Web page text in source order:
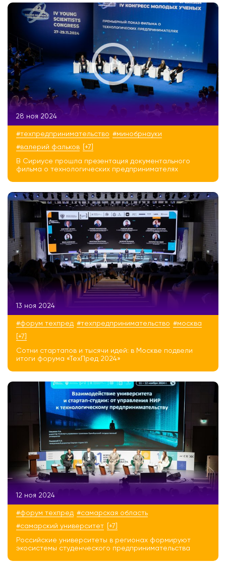
28 ноя 2024
#техпредпринимательство #минобрнауки
#валерий фальков
[+7]
В Сириусе прошла презентация документального
фильма о технологических предпринимателях
13 ноя 2024
#форум техпред #техпредпринимательство #москва
[+7]
Сотни стартапов и тысячи идей: в Москве подвели
итоги форума «ТехПред 2024»
12 ноя 2024
#форум техпред #самарская область
#самарский университет
[+7]
Российские университеты в регионах формируют
экосистемы студенческого предпринимательства